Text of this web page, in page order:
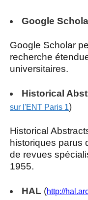
Google
Google Scholar
recherche
universitaires.
Historical
sur l'ENT Paris 1)
Historical
historiques parus
de revues
1955.
HAL (http://